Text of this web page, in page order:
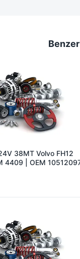
38MT Volvo FH12
4409 | OEM